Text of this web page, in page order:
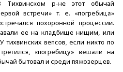
Тихвинском р-не этот обычай
встречи» т. е. «погребица»
похоронной процессии.
ее на кладбище нищим, или
вепсов, если никто по
«погребицу» вешали на
бытовал и среди пяжозерцев.